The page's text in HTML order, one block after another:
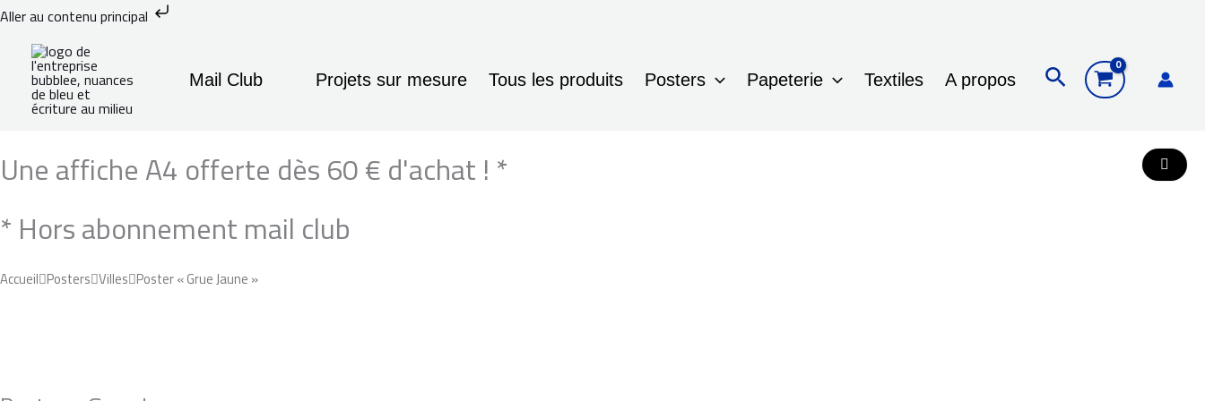
Aller au contenu principal
Aller
contenu
Mail Club Projets sur mesure Tous les produits Posters Papeterie Textiles A propos Rechercher
Une affiche A4 offerte dès 60 € d'achat ! *
* Hors abonnement mail club
Accueil Posters Villes Poster « Grue Jaune »
de
prix :
20,00 €
de
"Grue
Jaune"
Recherche